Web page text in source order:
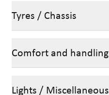
Tyres / Chassis
Comfort and handling
Lights / Miscellaneous